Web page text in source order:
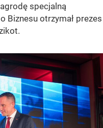
specjalną
Biznesu otrzymał prezes